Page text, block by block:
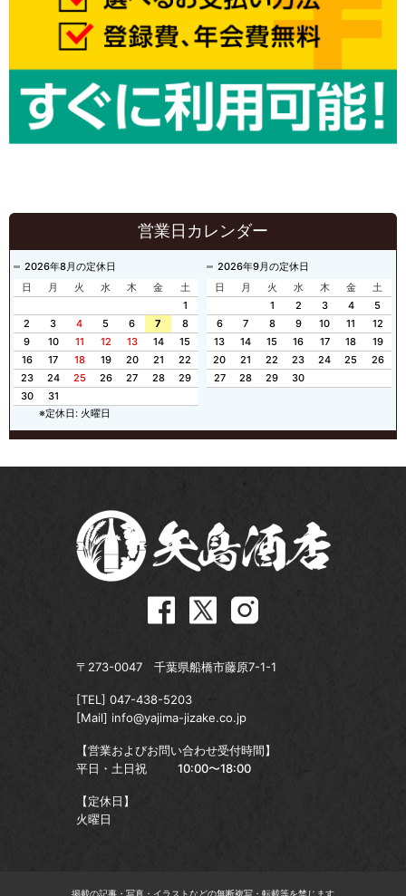
営業日カレンダー
2026年8月の定休日
日
月 火 水 木 金
土
1
2
3 4 5 6 7
8
9
10 11 12 13 14
15
16
17 18 19 20 21
22
23
24 25 26 27 28
29
30
31
2026年9月の定休日
日
月 火 水 木 金
土
1
2 3 4
5
6
7 8 9 10 11
12
13
14 15 16 17 18
19
20
21 22 23 24 25
26
27
28 29 30
※定休日: 火曜日
〒273-0047 千葉県船橋市藤原7-1-1
[TEL] 047-438-5203
[Mail] info@yajima-jizake.co.jp
【営業およびお問い合わせ受付時間】
平日・土日祝
10:00〜18:00
【定休日】
火曜日
掲載の記事・写真・イラストなどの無断複写・転載等を禁じます